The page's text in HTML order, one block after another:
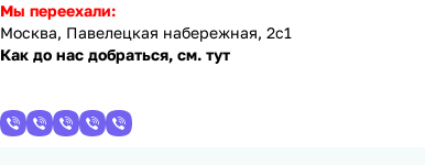
Мы переехали:
Москва, Павелецкая набережная, 2с1
Как до нас добраться, см. тут